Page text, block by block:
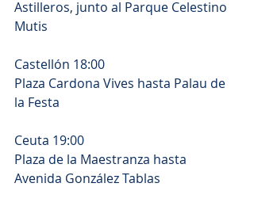
Astilleros, junto al Parque Celestino
Mutis
Castellón 18:00
Plaza Cardona Vives hasta Palau de
la Festa
Ceuta 19:00
Plaza de la Maestranza hasta
Avenida González Tablas